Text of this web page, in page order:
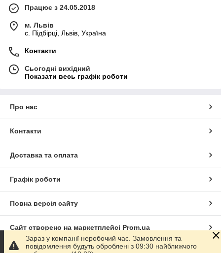
Працює з 24.05.2018
м. Львів
c. Підбірці, Львів, Україна
Контакти
Сьогодні вихідний
Показати весь графік роботи
Про нас
Контакти
Доставка та оплата
Графік роботи
Повна версія сайту
Сайт створено на маркетплейсі Prom.ua
Зараз у компанії неробочий час. Замовлення та
повідомлення будуть оброблені з 09:30 найближчого